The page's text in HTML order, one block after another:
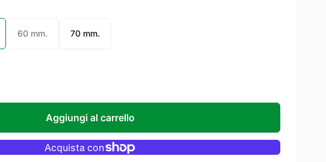
60 mm. 70 mm.
Aggiungi al carrello